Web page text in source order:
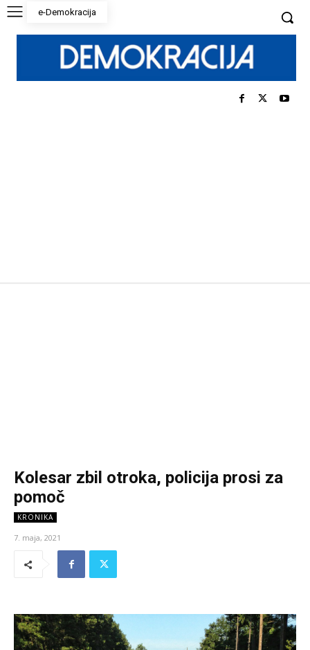
e-Demokracija
Kolesar zbil otroka, policija prosi za
pomoč
KRONIKA
7. maja, 2021